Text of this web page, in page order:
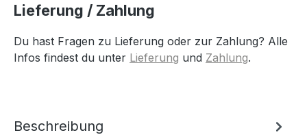
Lieferung / Zahlung
Du hast Fragen zu Lieferung oder zur Zahlung? Alle
Infos findest du unter Lieferung und Zahlung.
Beschreibung